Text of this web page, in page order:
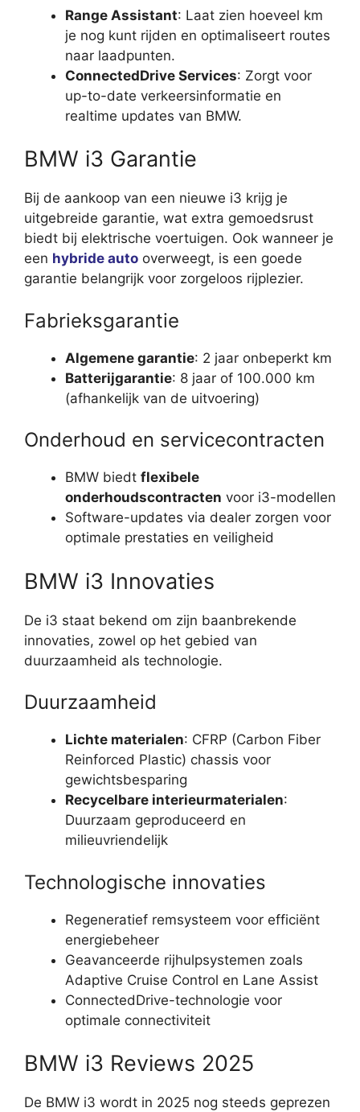
Range Assistant: Laat zien hoeveel km
je nog kunt rijden en optimaliseert routes
naar laadpunten.
ConnectedDrive Services: Zorgt voor
up-to-date verkeersinformatie en
realtime updates van BMW.
BMW i3 Garantie
Bij de aankoop van een nieuwe i3 krijg je
uitgebreide garantie, wat extra gemoedsrust
biedt bij elektrische voertuigen. Ook wanneer je
een hybride auto overweegt, is een goede
garantie belangrijk voor zorgeloos rijplezier.
Fabrieksgarantie
Algemene garantie: 2 jaar onbeperkt km
Batterijgarantie: 8 jaar of 100.000 km
(afhankelijk van de uitvoering)
Onderhoud en servicecontracten
BMW biedt flexibele
onderhoudscontracten voor i3-modellen
Software-updates via dealer zorgen voor
optimale prestaties en veiligheid
BMW i3 Innovaties
De i3 staat bekend om zijn baanbrekende
innovaties, zowel op het gebied van
duurzaamheid als technologie.
Duurzaamheid
Lichte materialen: CFRP (Carbon Fiber
Reinforced Plastic) chassis voor
gewichtsbesparing
Recycelbare interieurmaterialen:
Duurzaam geproduceerd en
milieuvriendelijk
Technologische innovaties
Regeneratief remsysteem voor efficiënt
energiebeheer
Geavanceerde rijhulpsystemen zoals
Adaptive Cruise Control en Lane Assist
ConnectedDrive-technologie voor
optimale connectiviteit
BMW i3 Reviews 2025
De BMW i3 wordt in 2025 nog steeds geprezen